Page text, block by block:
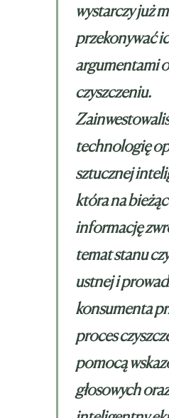
wystarczy już
przekonywać
argumentami
czyszczeniu.
technologię
sztucznej
która na
informację
temat stanu
ustnej i
konsumenta
proces
pomocą
głosowych oraz